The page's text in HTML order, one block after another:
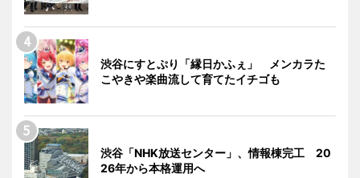
渋谷にすとぷり「縁日かふぇ」 メンカラた
こやきや楽曲流して育てたイチゴも
渋谷「NHK放送センター」、情報棟完工 20
26年から本格運用へ